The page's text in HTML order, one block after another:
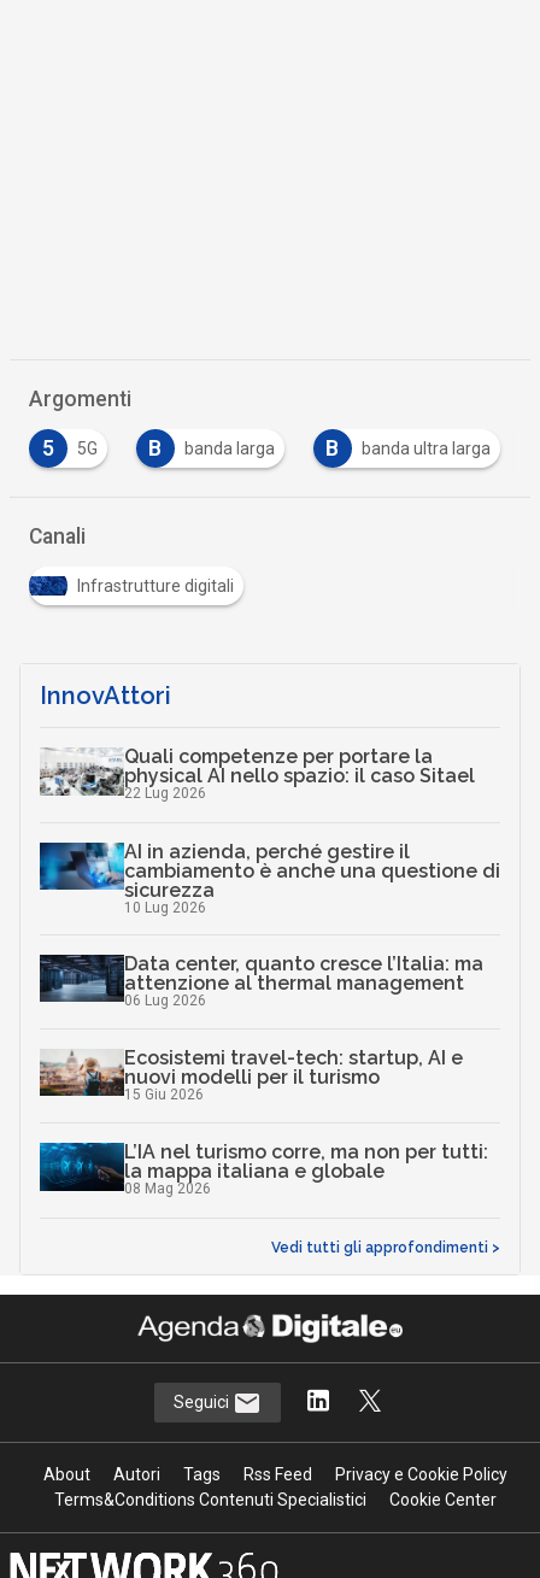
Argomenti
5G B banda larga B banda ultra larga F
Canali
Infrastrutture digitali
InnovAttori
Quali competenze per portare la
physical AI nello spazio: il caso Sitael
22 Lug 2026
AI in azienda, perché gestire il
cambiamento è anche una questione di
sicurezza
10 Lug 2026
Data center, quanto cresce l’Italia: ma
attenzione al thermal management
06 Lug 2026
Ecosistemi travel-tech: startup, AI e
nuovi modelli per il turismo
15 Giu 2026
L’IA nel turismo corre, ma non per tutti:
la mappa italiana e globale
08 Mag 2026
Vedi tutti gli approfondimenti >
Seguici
About Autori Tags Rss Feed
Privacy e Cookie Policy
Terms&Conditions Contenuti Specialistici
Cookie Center